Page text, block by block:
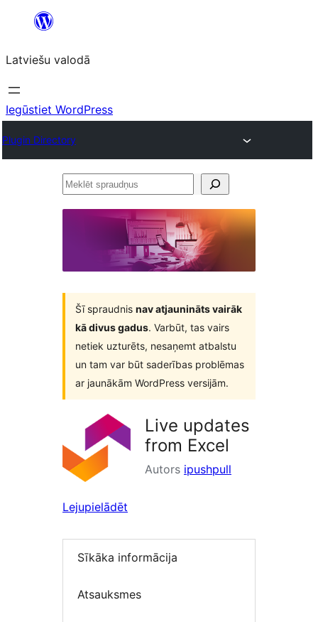
Pāriet
saturu
Latviešu valodā
Iegūstiet WordPress
Plugin Directory
Meklēt
Šī spraudnis nav atjaunināts vairāk
kā divus gadus. Varbūt, tas vairs
netiek uzturēts, nesaņemt atbalstu
un tam var būt saderības problēmas
ar jaunākām WordPress versijām.
Live updates
from Excel
Autors ipushpull
Lejupielādēt
Sīkāka informācija
Atsauksmes